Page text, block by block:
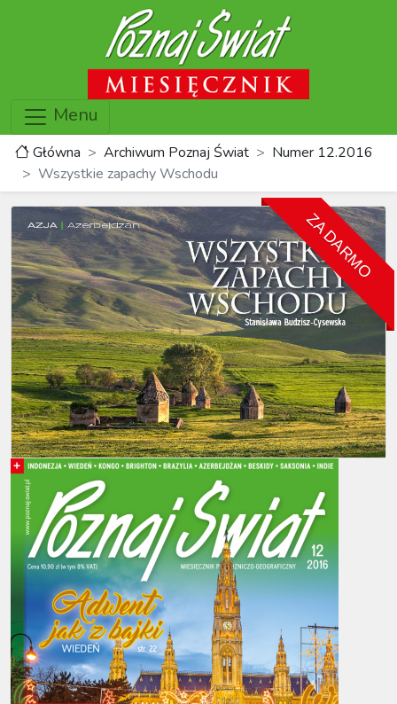
Menu
Główna Archiwum Poznaj Świat
Numer 12.2016
Wszystkie zapachy Wschodu
ZA DARMO